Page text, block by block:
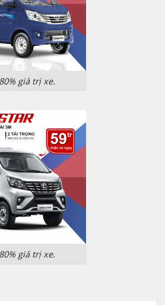
giá trị xe.
giá trị xe.